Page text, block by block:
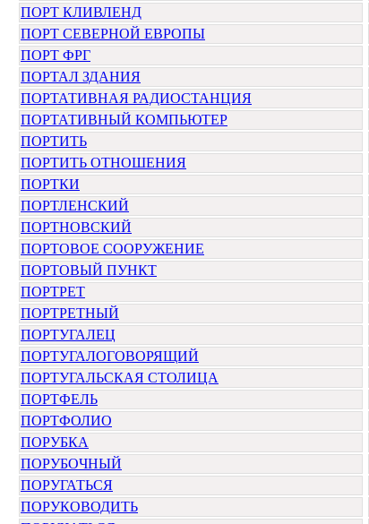
ПОРТ КЛИВЛЕНД
ПОРТ СЕВЕРНОЙ ЕВРОПЫ
ПОРТ ФРГ
ПОРТАЛ ЗДАНИЯ
ПОРТАТИВНАЯ РАДИОСТАНЦИЯ
ПОРТАТИВНЫЙ КОМПЬЮТЕР
ПОРТИТЬ
ПОРТИТЬ ОТНОШЕНИЯ
ПОРТКИ
ПОРТЛЕНСКИЙ
ПОРТНОВСКИЙ
ПОРТОВОЕ СООРУЖЕНИЕ
ПОРТОВЫЙ ПУНКТ
ПОРТРЕТ
ПОРТРЕТНЫЙ
ПОРТУГАЛЕЦ
ПОРТУГАЛОГОВОРЯЩИЙ
ПОРТУГАЛЬСКАЯ СТОЛИЦА
ПОРТФЕЛЬ
ПОРТФОЛИО
ПОРУБКА
ПОРУБОЧНЫЙ
ПОРУГАТЬСЯ
ПОРУКОВОДИТЬ